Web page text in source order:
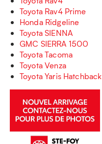
Toyota Rav4 Prime
Honda Ridgeline
Toyota SIENNA
GMC SIERRA 1500
Toyota Tacoma
Toyota Venza
Toyota Yaris Hatchback